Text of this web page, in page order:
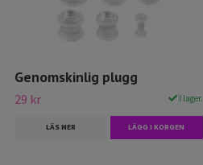
Genomskinlig plugg
29 kr I lager.
LÄS MER LÄGG I KORGEN